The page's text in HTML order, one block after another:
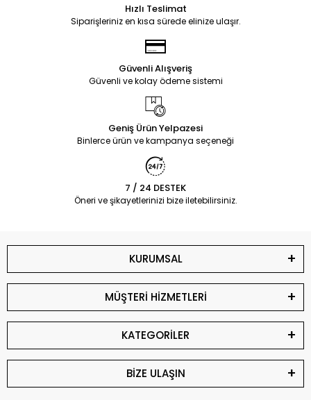
Hızlı Teslimat
Siparişleriniz en kısa sürede elinize ulaşır.
Güvenli Alışveriş
Güvenli ve kolay ödeme sistemi
Geniş Ürün Yelpazesi
Binlerce ürün ve kampanya seçeneği
7 / 24 DESTEK
Öneri ve şikayetlerinizi bize iletebilirsiniz.
KURUMSAL
MÜŞTERİ HİZMETLERİ
KATEGORİLER
BİZE ULAŞIN